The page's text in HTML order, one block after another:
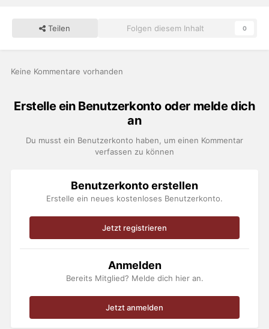
Teilen Folgen diesem Inhalt 0
Keine Kommentare vorhanden
Erstelle ein Benutzerkonto oder melde dich
an
Du musst ein Benutzerkonto haben, um einen Kommentar
verfassen zu können
Benutzerkonto erstellen
Erstelle ein neues kostenloses Benutzerkonto.
Jetzt registrieren
Anmelden
Bereits Mitglied? Melde dich hier an.
Jetzt anmelden